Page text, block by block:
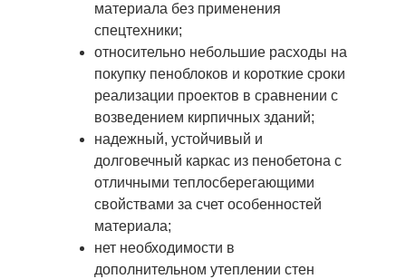
материала без применения
спецтехники;
относительно небольшие расходы на
покупку пеноблоков и короткие сроки
реализации проектов в сравнении с
возведением кирпичных зданий;
надежный, устойчивый и
долговечный каркас из пенобетона с
отличными теплосберегающими
свойствами за счет особенностей
материала;
нет необходимости в
дополнительном утеплении стен